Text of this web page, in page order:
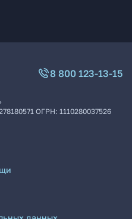
8 800 123-13-15
ОГРН: 1110280037526